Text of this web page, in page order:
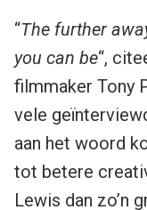
“The further
you can be“,
filmmaker Tony
vele
aan het woord
tot betere
Lewis dan zo’n